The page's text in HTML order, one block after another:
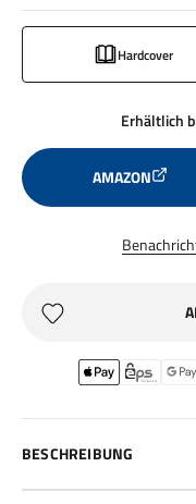
Hardcover
Erhältlich
AMAZON
BESCHREIBUNG